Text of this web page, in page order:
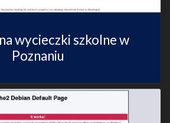
wycieczki szkolne w
Poznaniu